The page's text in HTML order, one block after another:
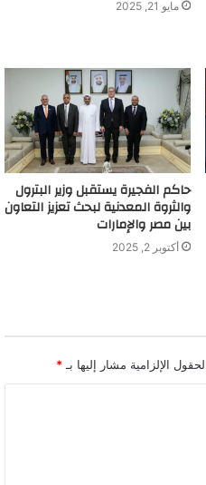
مايو 21, 2025
حاكم الفجيرة يستقبل وزير البترول
والثروة المعدنية لبحث تعزيز التعاون
بين مصر والإمارات
أكتوبر 2, 2025
الإلزامية مشار إليها بـ *